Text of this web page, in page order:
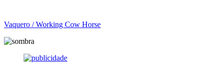
Vaquero / Working Cow Horse